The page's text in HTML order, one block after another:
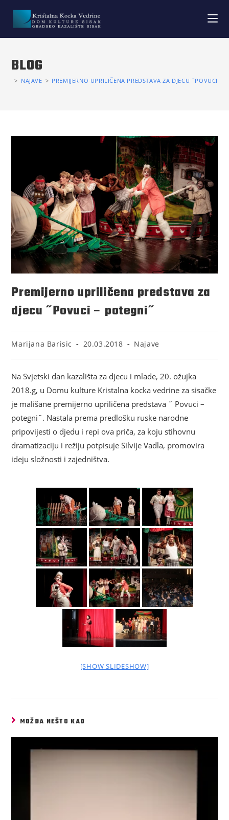
BLOG
> NAJAVE > PREMIJERNO UPRILIČENA PREDSTAVA ZA DJECU ˝POVUCI –
Premijerno upriličena predstava za
djecu ˝Povuci – potegni˝
Marijana Barisic 20.03.2018 Najave
Na Svjetski dan kazališta za djecu i mlade, 20. ožujka
2018.g, u Domu kulture Kristalna kocka vedrine za sisačke
je mališane premijerno upriličena predstava ˝ Povuci –
potegni˝. Nastala prema predlošku ruske narodne
pripovijesti o djedu i repi ova priča, za koju stihovnu
dramatizaciju i režiju potpisuje Silvije Vadla, promovira
ideju složnosti i zajedništva.
[SHOW SLIDESHOW]
MOŽDA NEŠTO KAO